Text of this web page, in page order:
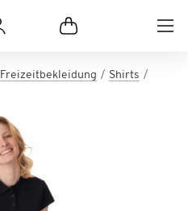
Freizeitbekleidung
Shirts